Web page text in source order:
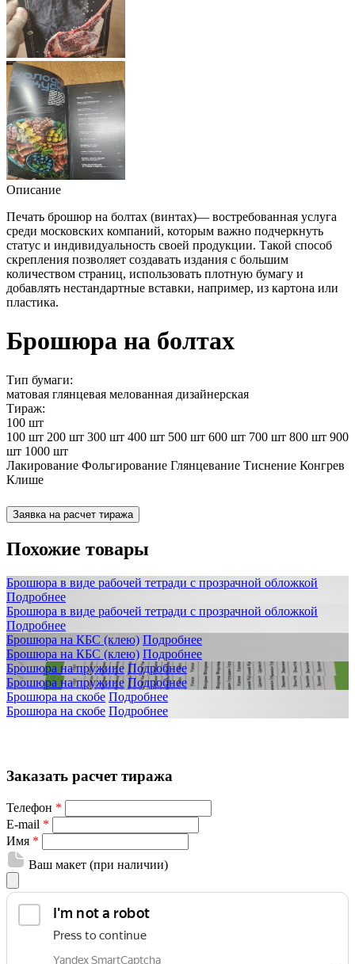
Описание
Печать брошюр на болтах (винтах)— востребованная услуга
среди московских компаний, которым важно подчеркнуть
статус и индивидуальность своей продукции. Такой способ
скрепления позволяет создавать издания с большим
количеством страниц, использовать плотную бумагу и
добавлять нестандартные вставки, например, из картона или
пластика.
Брошюра на болтах
Тип бумаги:
матовая глянцевая мелованная дизайнерская
Тираж:
100 шт
100 шт 200 шт 300 шт 400 шт 500 шт 600 шт 700 шт 800 шт 900
шт 1000 шт
Лакирование Фольгирование Глянцевание Тиснение Конгрев
Клише
Заявка на расчет тиража
Похожие товары
Брошюра в виде рабочей тетради с прозрачной обложкой
Подробнее
Брошюра в виде рабочей тетради с прозрачной обложкой
Подробнее
Брошюра на КБС (клею) Подробнее
Брошюра на КБС (клею) Подробнее
Брошюра на пружине Подробнее
Брошюра на пружине Подробнее
Брошюра на скобе Подробнее
Брошюра на скобе Подробнее
Заказать расчет тиража
Телефон *
E-mail *
Имя *
Ваш макет (при наличии)